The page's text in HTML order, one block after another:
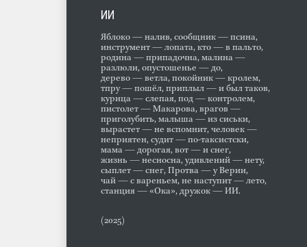
ИИ
Яблоко — налив, сообщник — псина,
инструмент — лопата, кто — в пальто,
родина — припадочна, малина —
разлюли, опустошенье — до,
дерево — ветла, покойник — кролем,
тпру — пошёл, приплыл — и был таков,
курица — слепая, под — контролем,
пистолет — Макарова, врагов —
приголубить, малыша — из сиськи,
вырастет — не вспомнит, человек —
неприятен, судит — по-таксистски,
мама — дорогая, вот — и снег,
жизнь — несносна, удивлений — нету,
сыплет — снег, Протва — у Верии,
чай — с вареньем, не наступит — лето,
станция — «Ока», дружок — ИИ.
(2025)